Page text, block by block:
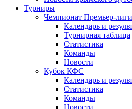
Турниры
Чемпионат Премьер-
Календарь и
Турнирная таблица
Статистика
Команды
Новости
Кубок КФС
Календарь и
Статистика
Команды
Новости